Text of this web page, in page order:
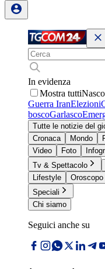
In evidenza
Mostra tutti
Guerra IranElezioni
boscoGarlasco
Tutte le notizie del
Cronaca
Mondo
Video
Foto
Tv & Spettacolo
Lifestyle
Oroscopo
Speciali
Chi siamo
Seguici anche su